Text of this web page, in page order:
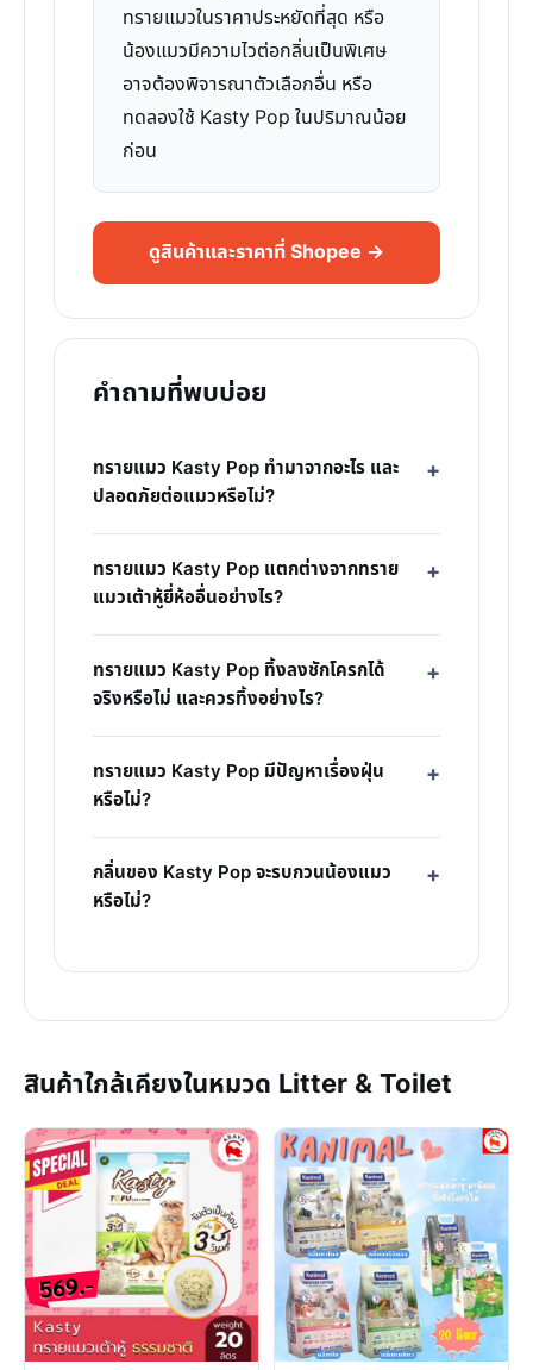
ทรายแมวในราคาประหยัดที่สุด หรือ
น้องแมวมีความไวต่อกลิ่นเป็นพิเศษ
อาจต้องพิจารณาตัวเลือกอื่น หรือ
ทดลองใช้ Kasty Pop ในปริมาณน้อย
ก่อน
ดูสินค้าและราคาที่ Shopee →
คำถามที่พบบ่อย
ทรายแมว Kasty Pop ทำมาจากอะไร และ
ปลอดภัยต่อแมวหรือไม่?
ทรายแมว Kasty Pop แตกต่างจากทราย
แมวเต้าหู้ยี่ห้ออื่นอย่างไร?
ทรายแมว Kasty Pop ทิ้งลงชักโครกได้
จริงหรือไม่ และควรทิ้งอย่างไร?
ทรายแมว Kasty Pop มีปัญหาเรื่องฝุ่น
หรือไม่?
กลิ่นของ Kasty Pop จะรบกวนน้องแมว
หรือไม่?
สินค้าใกล้เคียงในหมวด Litter & Toilet